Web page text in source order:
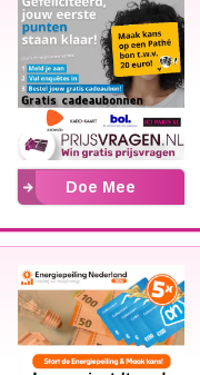
Doe Mee